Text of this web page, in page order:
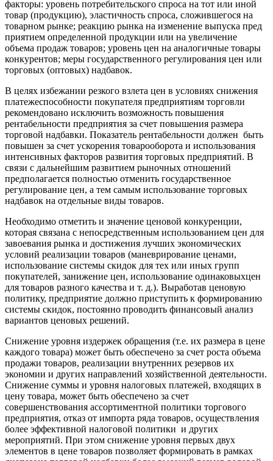
факторы: уровень потребительского спроса на тот или иной
товар (продукцию), эластичность спроса, сложившегося на
товарном рынке; реакцию рынка на изменение выпуска пред
приятием определенной продукции или на увеличение
объема продаж товаров; уровень цен на аналогичные товары
конкурентов; меры государственного регулирования цен или
торговых (оптовых) надбавок.
В целях избежании резкого взлета цен в условиях снижения
платеже­способности покупателя предприятиям торговли
рекомендовано исключить возможность повышения
рентабельности предприятия за счет повышения размера
торговой надбавки. Показатель рентабельности должен быть
повышен за счет ускорения товарооборота и использования
интенсивных факторов развития торговых предприятий. В
связи с дальнейшим развитием рыночных отношений
предполагается полностью отменить государственное
регулирование цен, а тем самым использование торговых
надбавок на отдельные виды товаров.
Необходимо отметить и значение ценовой конкуренции,
которая связана с непосредственным использованием цен для
завоевания рынка и достижения лучших экономических
условий реализации товаров (маневрирование ценами,
использование системы скидок для тех или иных групп
покупателей, занижение цен, использование одинаковыхцен
для товаров разного качества и т. д.). Выработав ценовую
политику, предприятие должно приступить к формированию
системы скидок, постоянно проводить финансовый анализ
вариантов ценовых решений.
Снижение уровня издержек обращения (т.е. их размера в цене
каждого товара) может быть обеспечено за счет роста объема
продажи товаров, реализации внутренних резервов их
экономии и других направлений хозяйственной деятельности.
Снижение суммы и уровня налоговых платежей, входящих в
цену товара, может быть обеспечено за счет
совершенствования ассортиментной политики торгового
предприятия, отказ от импорта ряда товаров, осуществления
более эффективной налоговой политики и других
мероприятий. При этом снижение уровня первых двух
элементов в цене товаров позволяет формировать в рамках